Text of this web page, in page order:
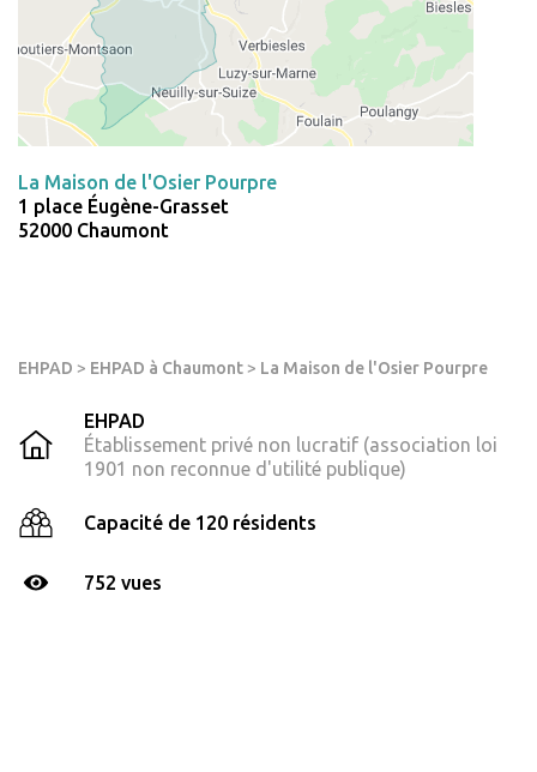
EHPAD > EHPAD à Chaumont > La Maison de l'Osier Pourpre
EHPAD
Établissement privé non lucratif (association loi
1901 non reconnue d'utilité publique)
Capacité de 120 résidents
752 vues
La Maison de l'Osier Pourpre
1 place Éugène-Grasset
52000 Chaumont